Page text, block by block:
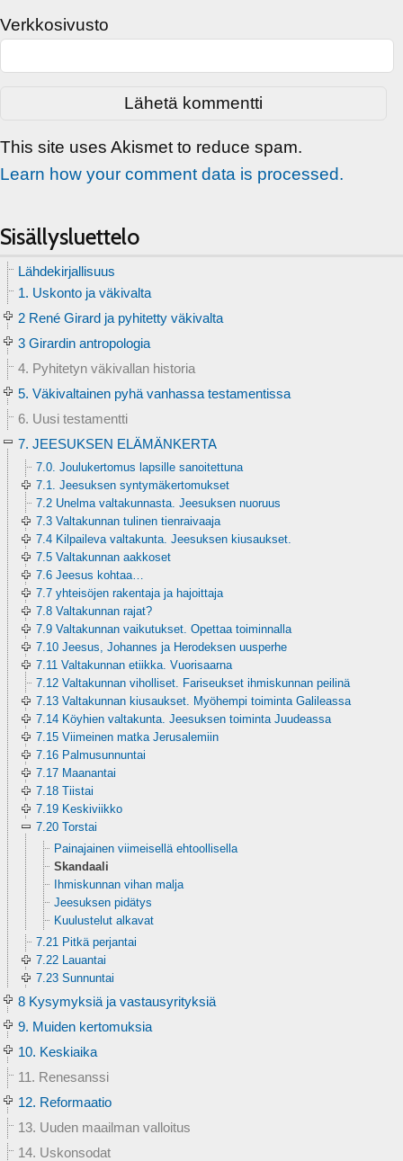
Verkkosivusto
This site uses Akismet to reduce spam.
Learn how your comment data is processed.
Sisällysluettelo
Lähdekirjallisuus
1. Uskonto ja väkivalta
2 René Girard ja pyhitetty väkivalta
3 Girardin antropologia
4. Pyhitetyn väkivallan historia
5. Väkivaltainen pyhä vanhassa testamentissa
6. Uusi testamentti
7. JEESUKSEN ELÄMÄNKERTA
7.0. Joulukertomus lapsille sanoitettuna
7.1. Jeesuksen syntymäkertomukset
7.2 Unelma valtakunnasta. Jeesuksen nuoruus
7.3 Valtakunnan tulinen tienraivaaja
7.4 Kilpaileva valtakunta. Jeesuksen kiusaukset.
7.5 Valtakunnan aakkoset
7.6 Jeesus kohtaa…
7.7 yhteisöjen rakentaja ja hajoittaja
7.8 Valtakunnan rajat?
7.9 Valtakunnan vaikutukset. Opettaa toiminnalla
7.10 Jeesus, Johannes ja Herodeksen uusperhe
7.11 Valtakunnan etiikka. Vuorisaarna
7.12 Valtakunnan viholliset. Fariseukset ihmiskunnan peilinä
7.13 Valtakunnan kiusaukset. Myöhempi toiminta Galileassa
7.14 Köyhien valtakunta. Jeesuksen toiminta Juudeassa
7.15 Viimeinen matka Jerusalemiin
7.16 Palmusunnuntai
7.17 Maanantai
7.18 Tiistai
7.19 Keskiviikko
7.20 Torstai
Painajainen viimeisellä ehtoollisella
Skandaali
Ihmiskunnan vihan malja
Jeesuksen pidätys
Kuulustelut alkavat
7.21 Pitkä perjantai
7.22 Lauantai
7.23 Sunnuntai
8 Kysymyksiä ja vastausyrityksiä
9. Muiden kertomuksia
10. Keskiaika
11. Renesanssi
12. Reformaatio
13. Uuden maailman valloitus
14. Uskonsodat